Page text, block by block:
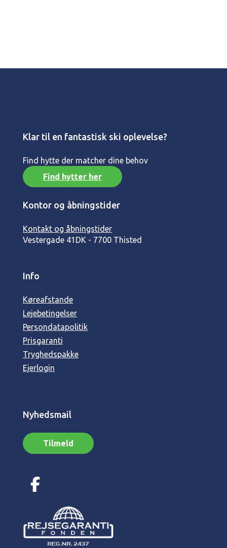
Klar til en fantastisk ski oplevelse?
Find hytte der matcher dine behov
Find hytter her
Kontor og åbningstider
Kontakt og åbningstider
Vestergade 41 DK - 7700 Thisted
Info
Køreafstande
Lejebetingelser
Persondatapolitik
Prisgaranti
Tryghedspakke
Ejerlogin
Nyhedsmail
Tilmeld